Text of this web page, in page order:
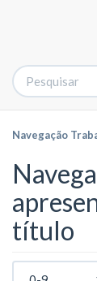
Navegação
título